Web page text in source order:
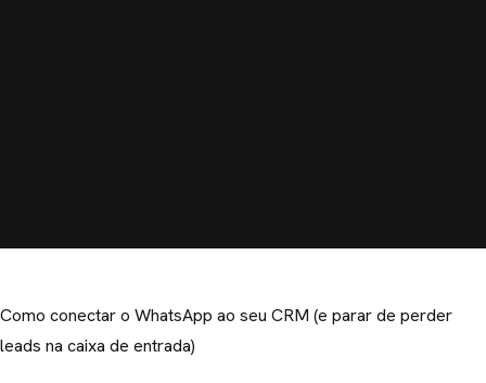
Como conectar o WhatsApp ao seu CRM (e parar de perder
leads na caixa de entrada)